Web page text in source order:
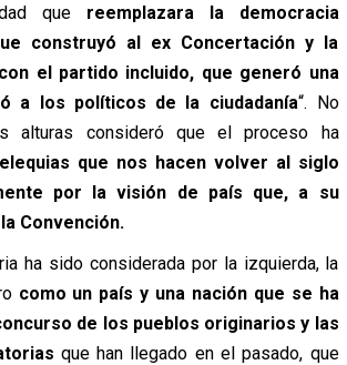
quereemplazara la democracia
construyó al ex Concertación y la
el partido incluido, que generó una
a los políticos de la ciudadanía“. No
alturas consideró que el proceso ha
que nos hacen volver al siglo
por la visión de país que, a su
Convención.
ha sido considerada por la izquierda, la
como un país y una nación que se ha
de los pueblos originarios y las
que han llegado en el pasado, que